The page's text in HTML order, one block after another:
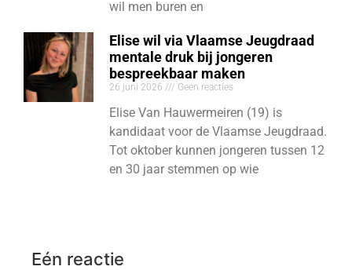
wil men buren en
Elise wil via Vlaamse Jeugdraad
mentale druk bij jongeren
bespreekbaar maken
26 juni 2026 Geen reacties
Elise Van Hauwermeiren (19) is
kandidaat voor de Vlaamse Jeugdraad.
Tot oktober kunnen jongeren tussen 12
en 30 jaar stemmen op wie
Eén reactie